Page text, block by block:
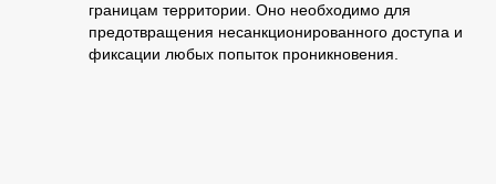
границам территории. Оно необходимо для
предотвращения несанкционированного доступа и
фиксации любых попыток проникновения.